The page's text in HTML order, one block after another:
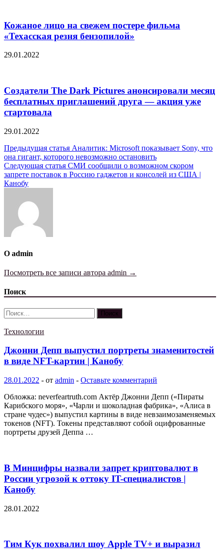
Кожаное лицо на свежем постере фильма
«Техасская резня бензопилой»
29.01.2022
Создатели The Dark Pictures анонсировали месяц
бесплатных приглашений друга — акция уже
стартовала
29.01.2022
Навигация
по
записям
Предыдущая статья Аналитик: Microsoft показывает Sony, что
она гигант, которого невозможно остановить
Следующая статья СМИ сообщили о возможном скором
запрете поставок в Россию гаджетов и консолей из США |
Канобу
О admin
Посмотреть все записи автора admin →
Поиск
Найти:
Технологии
Джонни Депп выпустил портреты знаменитостей
в виде NFT-картин | Канобу
28.01.2022 - от admin - Оставьте комментарий
Обложка: neverfeartruth.com Актёр Джонни Депп («Пираты
Карибского моря», «Чарли и шоколадная фабрика», «Алиса в
стране чудес») выпустил картины в виде невзаимозаменяемых
токенов (NFT). Токены представляют собой оцифрованные
портреты друзей Деппа …
В Минцифры назвали запрет криптовалют в
России угрозой к оттоку IT-специалистов |
Канобу
28.01.2022
Тим Кук похвалил шоу Apple TV+ и выразил